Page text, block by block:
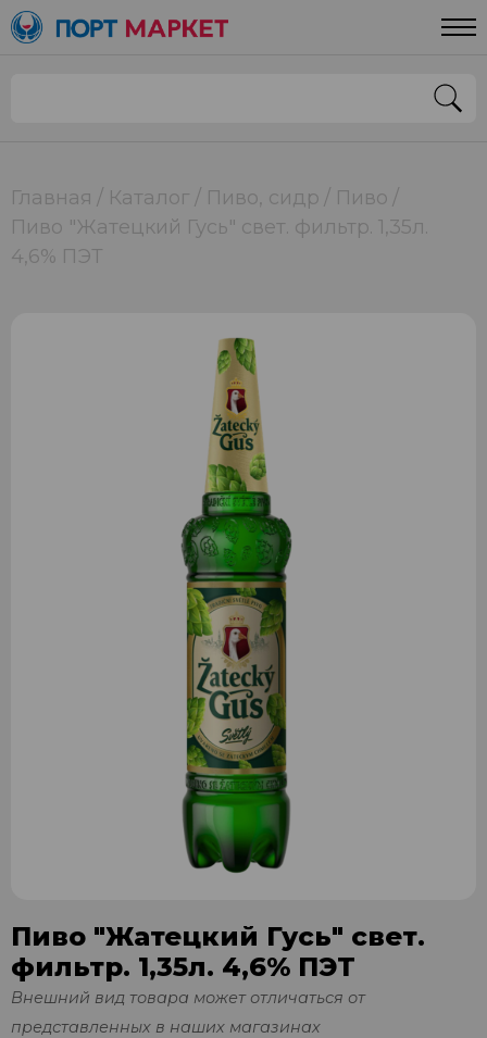
Главная Каталог Пиво, сидр
Пиво
Пиво "Жатецкий Гусь" свет. фильтр. 1,35л.
4,6% ПЭТ
Пиво "Жатецкий Гусь" свет.
фильтр. 1,35л. 4,6% ПЭТ
Внешний вид товара может отличаться от
представленных в наших магазинах